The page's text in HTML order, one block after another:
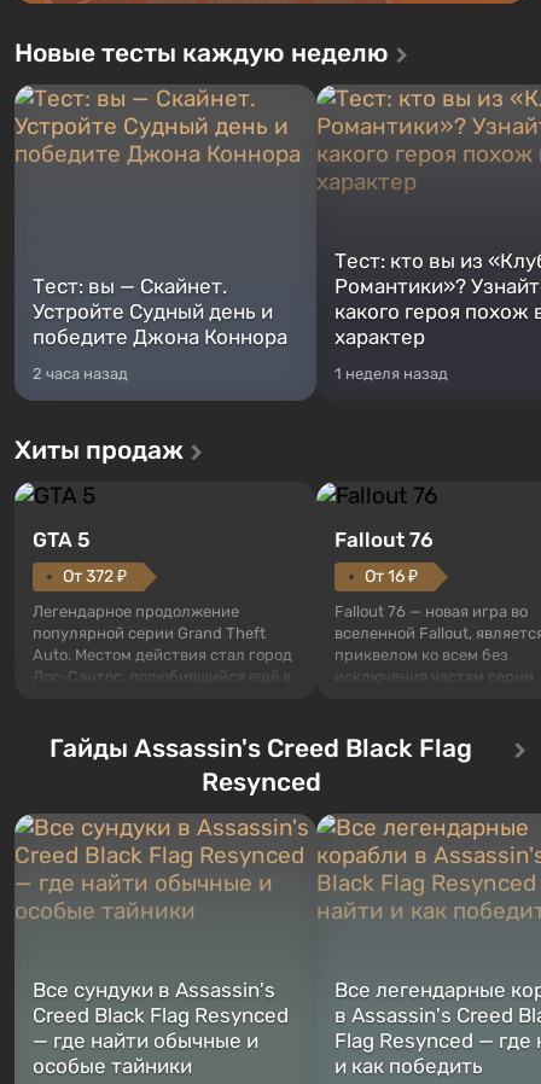
Новые тесты каждую неделю
Тест: вы — Скайнет.
Устройте Судный день и
победите Джона Коннора
2 часа назад
Тест: кто вы из
Романтики»?
какого героя похож
характер
1 неделя назад
Хиты продаж
GTA 5
От 372 ₽
Легендарное продолжение
популярной серии Grand Theft
Auto. Местом действия стал город
Лос-Сантос, полюбившийся ещё в
сразу трех персонажей: Майкла,
Тревора и Франклина, между
Жанр и...
Fallout 76
От 16 ₽
Fallout 76 — новая игра во
вселенной Fallout,
приквелом ко всем без
исключения частям серии.
Оно же, по задумке
Vault-Tec, должно
Место действия Fallout...
Гайды Assassin's Creed Black Flag
Resynced
Все сундуки в Assassin's
Creed Black Flag Resynced
— где найти обычные и
особые тайники
Все легендарные
в Assassin's Creed
Flag Resynced — где
и как победить